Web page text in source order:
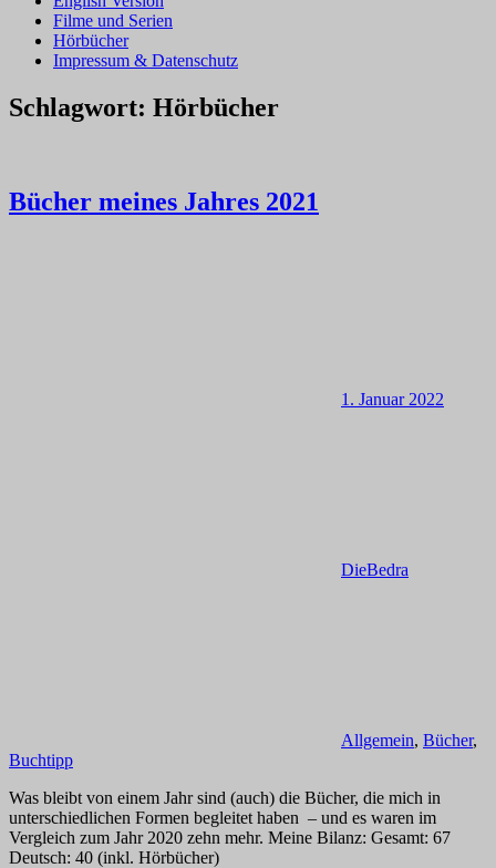
Filme und Serien
Hörbücher
Impressum & Datenschutz
Schlagwort: Hörbücher
Bücher meines Jahres 2021
1. Januar 2022
DieBedra
Allgemein, Bücher,
Buchtipp
Was bleibt von einem Jahr sind (auch) die Bücher, die mich in
unterschiedlichen Formen begleitet haben – und es waren im
Vergleich zum Jahr 2020 zehn mehr. Meine Bilanz: Gesamt: 67
Deutsch: 40 (inkl. Hörbücher)